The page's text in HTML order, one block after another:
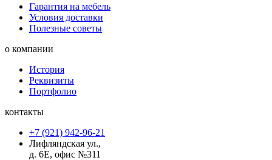
Гарантия на мебель
Условия доставки
Полезные советы
о компании
История
Реквизиты
Портфолио
контакты
+7 (921) 942-96-21
Лифляндская ул.,
д. 6Е, офис №311